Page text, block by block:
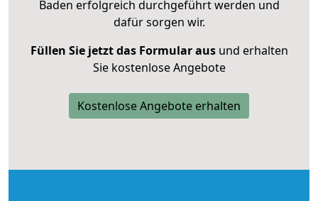
Baden erfolgreich durchgeführt werden und
dafür sorgen wir.
Füllen Sie jetzt das Formular ausund erhalten
Sie kostenlose Angebote
Kostenlose Angebote erhalten